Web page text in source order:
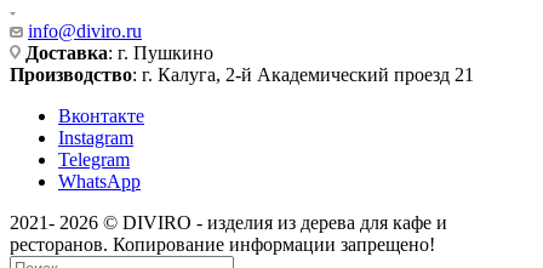
info@diviro.ru
Доставка: г. Пушкино
Производство: г. Калуга, 2-й Академический проезд 21
Вконтакте
Instagram
Telegram
WhatsApp
2021- 2026 © DIVIRO - изделия из дерева для кафе и
ресторанов. Копирование информации запрещено!